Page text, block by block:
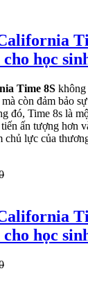
học
Time 8S không
còn đảm bảo
đó, Time 8s là
ấn tượng hơn
chủ lực của
học